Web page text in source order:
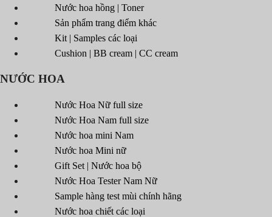
Nước hoa hồng | Toner
Sản phẩm trang điểm khác
Kit | Samples các loại
Cushion | BB cream | CC cream
NƯỚC HOA
Nước Hoa Nữ full size
Nước Hoa Nam full size
Nước hoa mini Nam
Nước hoa Mini nữ
Gift Set | Nước hoa bộ
Nước Hoa Tester Nam Nữ
Sample hàng test mùi chính hãng
Nước hoa chiết các loại